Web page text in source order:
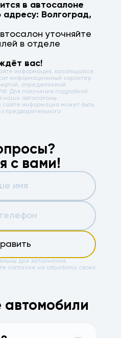
в автосалоне
Волгоград,
уточняйте
в отделе
вас!
информация, касающаяся
информационный характер
определяемой
Для получения подробной
наши автосалоны.
информация может быть
предварительного
с вами!
для заполнения.
согласие на обработку своих
автомобили